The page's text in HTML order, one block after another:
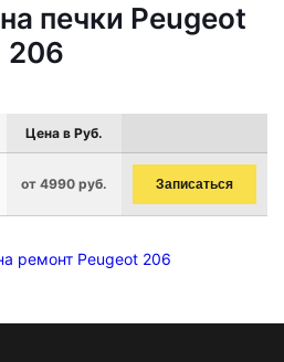
печки Peugeot
206
Цена в Руб.
от 4990 руб. Записаться
ремонт Peugeot 206